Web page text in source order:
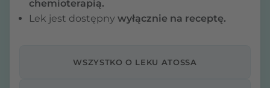
chemioterapią.
Lek jest dostępny wyłącznie na receptę.
WSZYSTKO O LEKU ATOSSA